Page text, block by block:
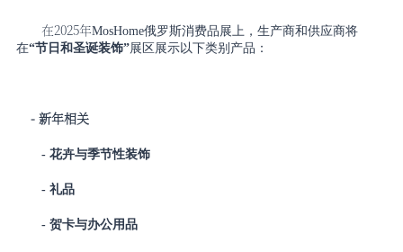
在2025年MosHome俄罗斯消费品展上，生产商和供应商将
在“节日和圣诞装饰”展区展示以下类别产品：
- 新年相关
- 花卉与季节性装饰
- 礼品
- 贺卡与办公用品